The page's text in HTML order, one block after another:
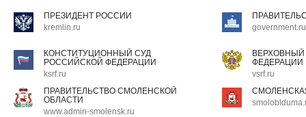
ПРЕЗИДЕНТ РОССИИ
kremlin.ru
government.ru
КОНСТИТУЦИОННЫЙ СУД
РОССИЙСКОЙ ФЕДЕРАЦИИ
ksrf.ru
ФЕДЕРАЦИИ
vsrf.ru
ПРАВИТЕЛЬСТВО СМОЛЕНСКОЙ
ОБЛАСТИ
www.admin-smolensk.ru